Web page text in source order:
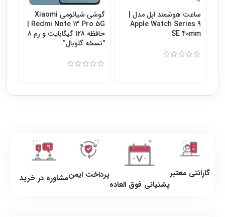
ساعت هوشمند اپل مدل |
Apple Watch Series 9
SE 40mm
گوشی شیائومی Xiaomi
Redmi Note 13 Pro 5G |
حافظه 128 گیگابایت و رم 8
″نسخه گلوبال”
گارانتی معتبر
پشتیانی فوق العاده
پرداخت ایمنمشاوره در خرید